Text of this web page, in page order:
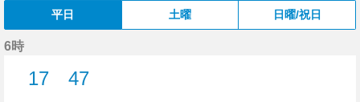
平日 土曜 日曜/祝日
6時
17
47